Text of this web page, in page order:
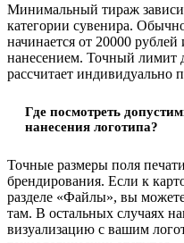
Минимальный тираж
категории сувенира.
начинается от 20000
нанесением. Точный лимит
рассчитает индивидуально
Где посмотреть
нанесения логотипа?
Точные размеры поля
брендирования. Если к
разделе «Файлы», вы можете
там. В остальных случаях
визуализацию с вашим